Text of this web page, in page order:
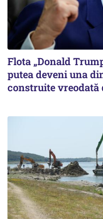
Flota „Donald
putea deveni una
construite vreodată